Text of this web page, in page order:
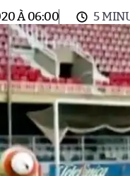
À 06:00 5